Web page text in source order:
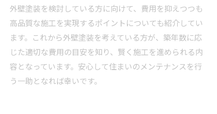
外壁塗装を検討している方に向けて、費用を抑えつつも
高品質な施工を実現するポイントについても紹介してい
ます。これから外壁塗装を考えている方が、築年数に応
じた適切な費用の目安を知り、賢く施工を進められる内
容となっています。安心して住まいのメンテナンスを行
う一助となれば幸いです。